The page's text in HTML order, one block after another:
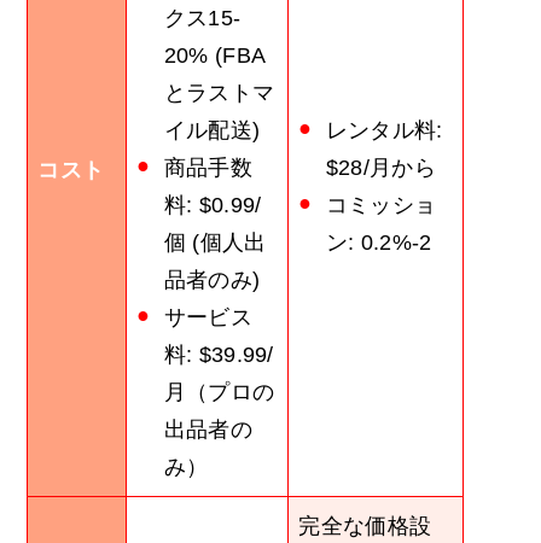
コスト
クス15-
20% (FBA
とラストマ
イル配送)
商品手数
料: $0.99/
個 (個人出
品者のみ)
サービス
料: $39.99/
月（プロの
出品者の
み）
レンタル料:
$28/月から
コミッショ
ン: 0.2%-2
完全な価格設